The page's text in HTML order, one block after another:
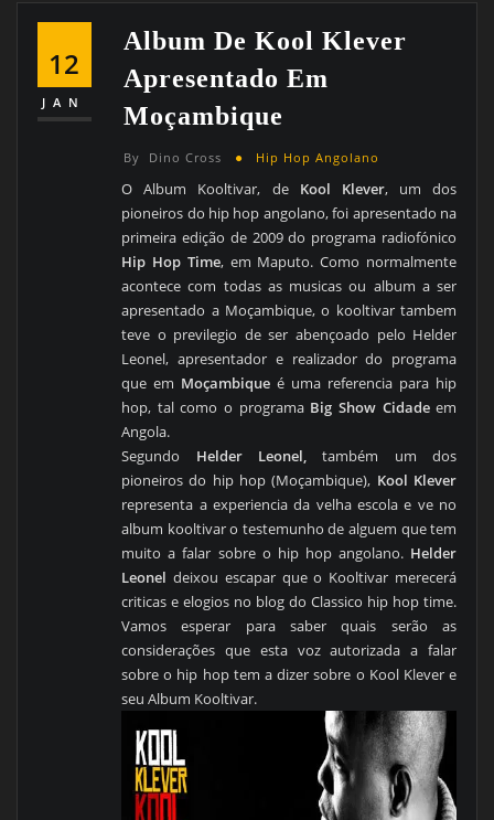
12
JAN
Album De Kool Klever
Apresentado Em
Moçambique
By Dino Cross Hip Hop Angolano
O Album Kooltivar, de Kool Klever, um dos
pioneiros do hip hop angolano, foi apresentado na
primeira edição de 2009 do programa radiofónico
Hip Hop Time, em Maputo. Como normalmente
acontece com todas as musicas ou album a ser
apresentado a Moçambique, o kooltivar tambem
teve o previlegio de ser abençoado pelo Helder
Leonel, apresentador e realizador do programa
que em Moçambique é uma referencia para hip
hop, tal como o programa Big Show Cidadeem
Angola.
Segundo Helder Leonel,também um dos
pioneiros do hip hop (Moçambique), Kool Klever
representa a experiencia da velha escola e ve no
album kooltivar o testemunho de alguem que tem
muito a falar sobre o hip hop angolano. Helder
Leonel deixou escapar que o Kooltivar merecerá
criticas e elogios no blog do Classico hip hop time.
Vamos esperar para saber quais serão as
considerações que esta voz autorizada a falar
sobre o hip hop tem a dizer sobre o Kool Klever e
seu Album Kooltivar.